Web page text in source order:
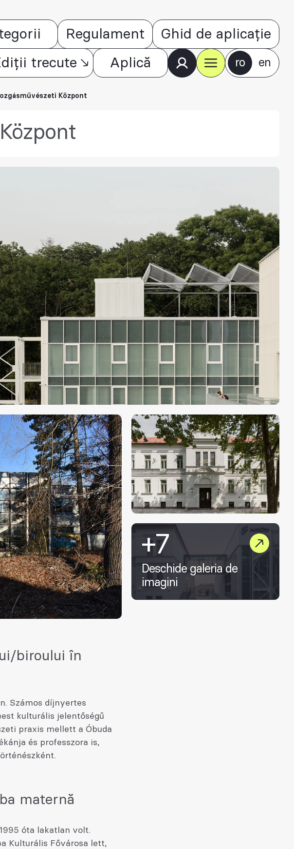
Regulament Ghid de aplicație
trecute Aplică ro en
Központ
+7
Deschide galeria de
imagini
biroului în
Számos díjnyertes
kulturális jelentőségű
praxis mellett a Óbuda
és professzora is,
maternă
óta lakatlan volt.
Kulturális Fővárosa lett,